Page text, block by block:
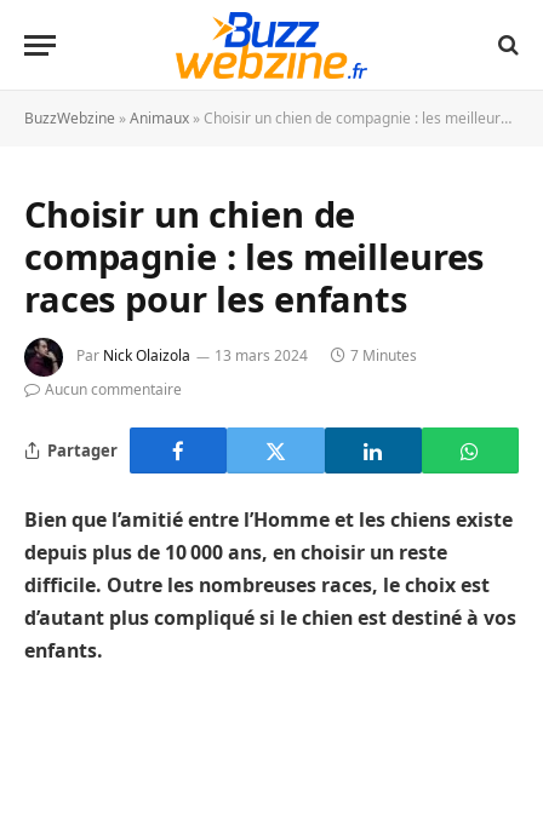
BuzzWebzine »Animaux » Choisir un chien de compagnie : les meilleures races pour les enfants
Choisir un chien de
compagnie : les meilleures
races pour les enfants
Par Nick Olaizola 13 mars 2024
7 Minutes
Aucun commentaire
Partager
Bien que l’amitié entre l’Homme et les chiens existe
depuis plus de 10 000 ans, en choisir un reste
difficile. Outre les nombreuses races, le choix est
d’autant plus compliqué si le chien est destiné à vos
enfants.